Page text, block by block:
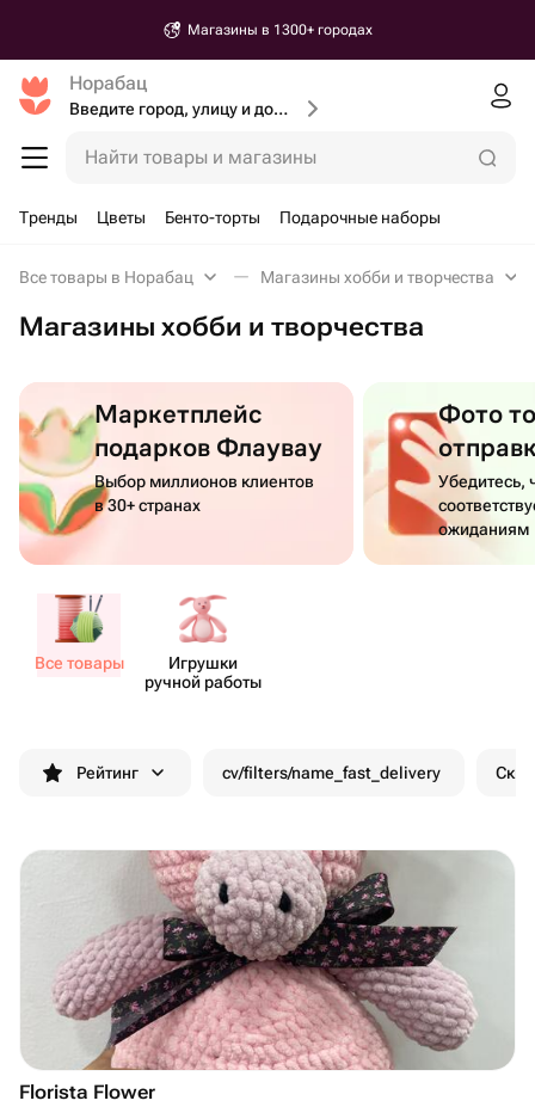
Магазины в 1300+ городах
Норабац
Введите город, улицу и дом доставки
Найти товары и магазины
Тренды Цветы Бенто-торты Подарочные наборы
Все товары в Норабац Магазины хобби и творчества
Магазины хобби и творчества
Маркетплейс
подарков Флаувау
Выбор миллионов клиентов
в 30+ странах
Фото
Убедитесь,
ожиданиям
Все товары
Игрушки
ручной работы
Рейтинг cv/filters/name_fast_delivery
Florista Flower